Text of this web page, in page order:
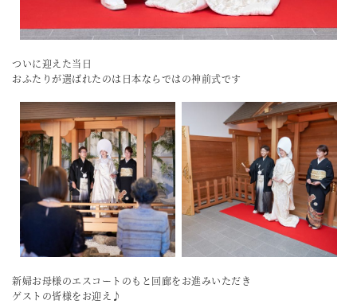
ついに迎えた当日
おふたりが選ばれたのは日本ならではの神前式です
新婦お母様のエスコートのもと回廊をお進みいただき
ゲストの皆様をお迎え♪